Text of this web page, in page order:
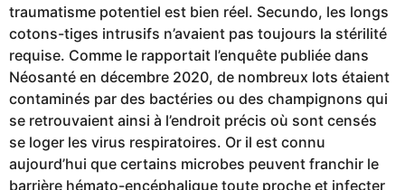
traumatisme potentiel est bien réel. Secundo, les longs
cotons-tiges intrusifs n’avaient pas toujours la stérilité
requise. Comme le rapportait l’enquête publiée dans
Néosanté en décembre 2020, de nombreux lots étaient
contaminés par des bactéries ou des champignons qui
se retrouvaient ainsi à l’endroit précis où sont censés
se loger les virus respiratoires. Or il est connu
aujourd’hui que certains microbes peuvent franchir le
barrière hémato-encéphalique toute proche et infecter